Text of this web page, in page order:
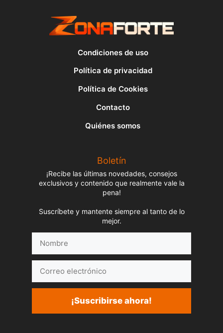
Condiciones de uso
Política de privacidad
Política de Cookies
Contacto
Quiénes somos
Boletín
¡Recibe las últimas novedades, consejos
exclusivos y contenido que realmente vale la
pena!
Suscríbete y mantente siempre al tanto de lo
mejor.
electrónico
¡Suscribirse ahora!